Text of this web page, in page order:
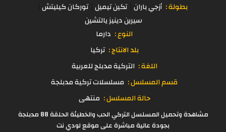
بطولة : أزجي باران تكين تيميل توركان كيليتش
سيرين دينيز يالتشين
النوع : دارما
بلد الانتاج : تركيا
اللغة : التركية مدبلج للعربية
قسم المسلسل : مسلسلات تركية مدبلجة
حالة المسلسل : منتهى
مشاهدة وتحميل المسلسل التركي الحب والخطيئة الحلقة 88 مدبلجة
بجودة عالية مباشرة على موقع لودي نت